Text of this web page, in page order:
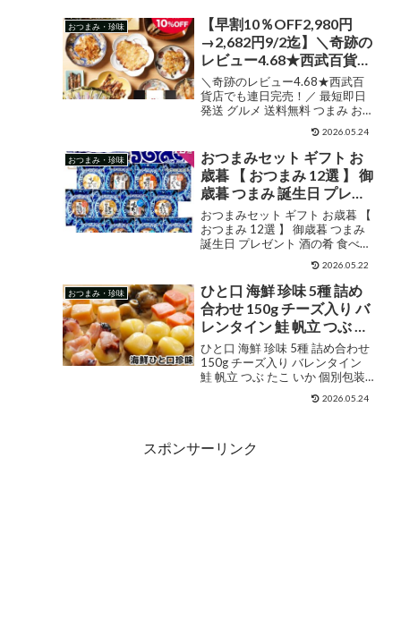
おつまみ・珍味
【早割10％OFF2,980円
→2,682円9/2迄】＼奇跡の
レビュー4.68★西武百貨店
でも連日完売！／ 最短即
日発送 グルメ 送料無料 つ
まみ おつまみ おつまみセ
ット 金のおつまみ9品 海鮮
セット お酒 酒 ビール 酒の
肴 高級 ランキング 食べ物
父 誕生日 プレゼント 珍味
2000円 台
＼奇跡のレビュー4.68★西武百
貨店でも連日完売！／ 最短即日
発送 グルメ 送料無料 つまみ おつ
まみ おつまみセット 金のおつま
み9品 海鮮 セット お酒 酒 ビール
酒の肴 高級 ランキング 食べ物 父
誕生日 プレゼント 珍味 200...
2026.05.24
おつまみ・珍味
おつまみセット ギフト お
歳暮 【 おつまみ 12選 】 御
歳暮 つまみ 誕生日 プレゼ
ント 酒の肴 食べ物 珍味 誕
生日プレゼント 海鮮 父の
日 内祝い 詰め合わせ おつ
まみギフト セット ビール
お酒 父 男性 お父さん 常温
酒のつまみ 魚 送料無料 食
品 おしゃれ グルメ 父親
おつまみセット ギフト お歳暮 【
おつまみ 12選 】 御歳暮 つまみ
誕生日 プレゼント 酒の肴 食べ物
珍味 誕生日プレゼント 海鮮 父の
日 内祝い 詰め合わせ おつまみギ
フト セット ビール お酒 父 男性
お父さん 常温 酒のつま...
2026.05.22
おつまみ・珍味
ひと口 海鮮 珍味 5種 詰め
合わせ 150g チーズ入り バ
レンタイン 鮭 帆立 つぶ た
こ いか 個別包装 お試し お
つまみセット 食べ比べ 高
級珍味 送料無料 ナチュラ
ルチーズ おやつ 酒の肴 お
ひと口 海鮮 珍味 5種 詰め合わせ
150g チーズ入り バレンタイン
鮭 帆立 つぶ たこ いか 個別包装
高級珍味 送料無料 ナチュラルチ
2026.05.24
スポンサーリンク